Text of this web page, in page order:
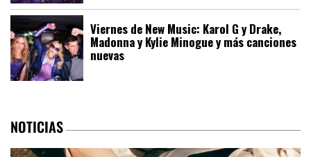
Viernes de New Music: Karol G y Drake,
Madonna y Kylie Minogue y más canciones
nuevas
NOTICIAS